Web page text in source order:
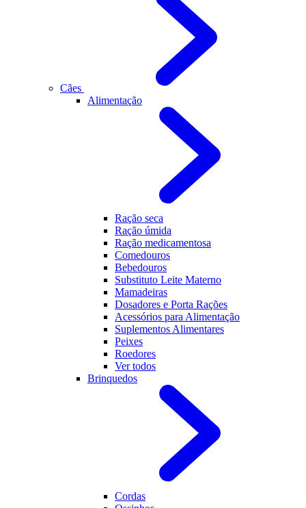
Cães
Alimentação
Ração seca
Ração úmida
Ração medicamentosa
Comedouros
Bebedouros
Substituto Leite Materno
Mamadeiras
Dosadores e Porta Rações
Acessórios para Alimentação
Suplementos Alimentares
Peixes
Roedores
Ver todos
Brinquedos
Cordas